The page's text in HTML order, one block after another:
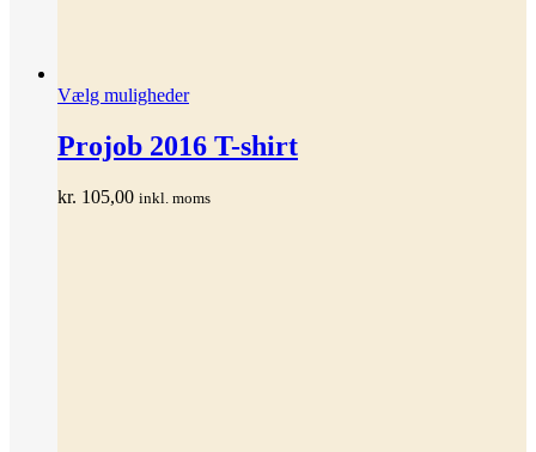
Vælg mulighederDette
har
flere
Mulighederne
Projob 2016 T-shirt
kr. 105,00 inkl. moms